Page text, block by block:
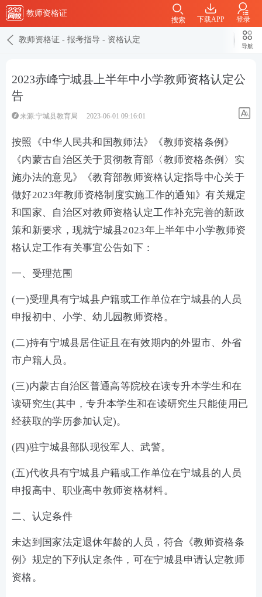
教师资格证
下载APP 登录
搜索
教师资格证 - 报考指导 - 资格认定
导航
2023赤峰宁城县上半年中小学教师资格认定公
告
来源:宁城县教育局 2023-06-01 09:16:01
按照《中华人民共和国教师法》《教师资格条例》
《内蒙古自治区关于贯彻教育部〈教师资格条例〉实
施办法的意见》《教育部教师资格认定指导中心关于
做好2023年教师资格制度实施工作的通知》有关规定
和国家、自治区对教师资格认定工作补充完善的新政
策和新要求，现就宁城县2023年上半年中小学教师资
格认定工作有关事宜公告如下：
一、受理范围
(一)受理具有宁城县户籍或工作单位在宁城县的人员
申报初中、小学、幼儿园教师资格。
(二)持有宁城县居住证且在有效期内的外盟市、外省
市户籍人员。
(三)内蒙古自治区普通高等院校在读专升本学生和在
读研究生(其中，专升本学生和在读研究生只能使用已
经获取的学历参加认定)。
(四)驻宁城县部队现役军人、武警。
(五)代收具有宁城县户籍或工作单位在宁城县的人员
申报高中、职业高中教师资格材料。
二、认定条件
未达到国家法定退休年龄的人员，符合《教师资格条
例》规定的下列认定条件，可在宁城县申请认定教师
资格。